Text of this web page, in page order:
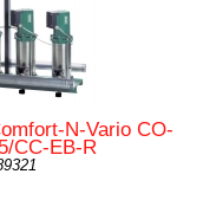
N-Vario CO-
CC-EB-R